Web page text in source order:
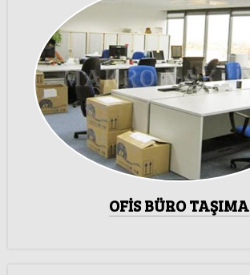
OFİS BÜRO TAŞIMA